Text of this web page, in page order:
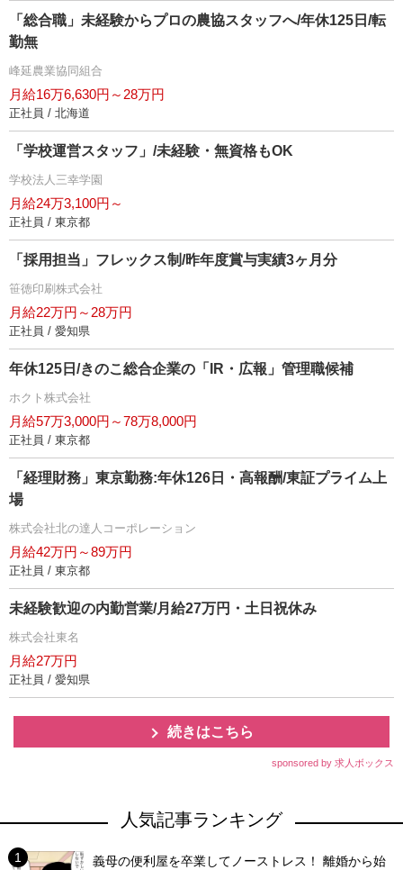
「総合職」未経験からプロの農協スタッフへ/年休125日/転
勤無
峰延農業協同組合
月給16万6,630円～28万円
正社員 / 北海道
「学校運営スタッフ」/未経験・無資格もOK
学校法人三幸学園
月給24万3,100円～
正社員 / 東京都
「採用担当」フレックス制/昨年度賞与実績3ヶ月分
笹徳印刷株式会社
月給22万円～28万円
正社員 / 愛知県
年休125日/きのこ総合企業の「IR・広報」管理職候補
ホクト株式会社
月給57万3,000円～78万8,000円
正社員 / 東京都
「経理財務」東京勤務:年休126日・高報酬/東証プライム上
場
株式会社北の達人コーポレーション
月給42万円～89万円
正社員 / 東京都
未経験歓迎の内勤営業/月給27万円・土日祝休み
株式会社東名
月給27万円
正社員 / 愛知県
続きはこちら
sponsored by 求人ボックス
人気記事ランキング
義母の便利屋を卒業してノーストレス！ 離婚から始